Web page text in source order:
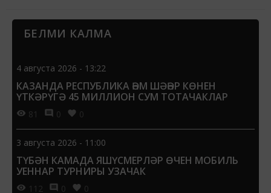
ничек ирешүе турында үзеннән сораштык.
БЕЛМИ КАЛМА
4 августа 2026 - 13:22
КАЗАНДА РЕСПУБЛИКА ҺӘМ ШӘҺӘР КӨНЕН
ҮТКӘРҮГӘ 45 МИЛЛИОН СУМ ТОТАЧАКЛАР
81 0 0
3 августа 2026 - 11:00
ТҮБӘН КАМАДА ЯШҮСМЕРЛӘР ӨЧЕН МОБИЛЬ
УЕННАР ТУРНИРЫ УЗАЧАК
112 0 0